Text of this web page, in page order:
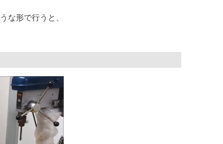
な形で行うと、